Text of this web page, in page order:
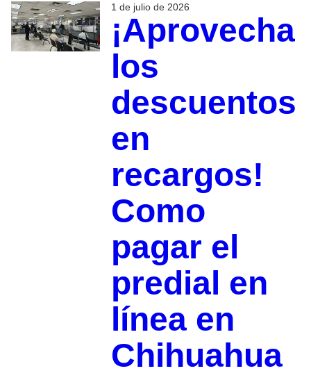
1 de julio de 2026
¡Aprovecha
los
descuentos
en
recargos!
Como
pagar el
predial en
línea en
Chihuahua